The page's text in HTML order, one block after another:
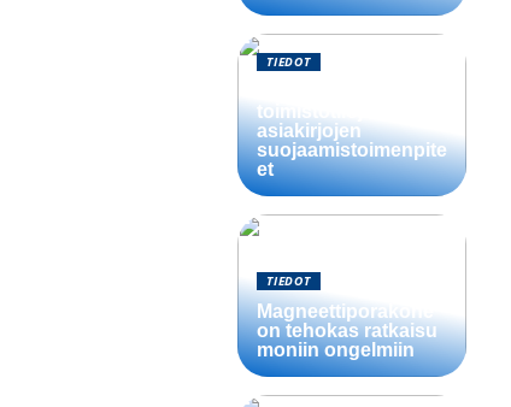
TIEDOT
toimistotilojen
asiakirjojen
suojaamistoimenpite
et
TIEDOT
Magneettiporakone
on tehokas ratkaisu
moniin ongelmiin